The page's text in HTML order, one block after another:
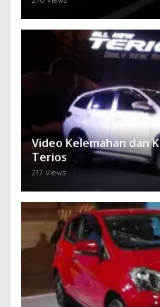
Video Kelemahan dan
Terios
217 Views